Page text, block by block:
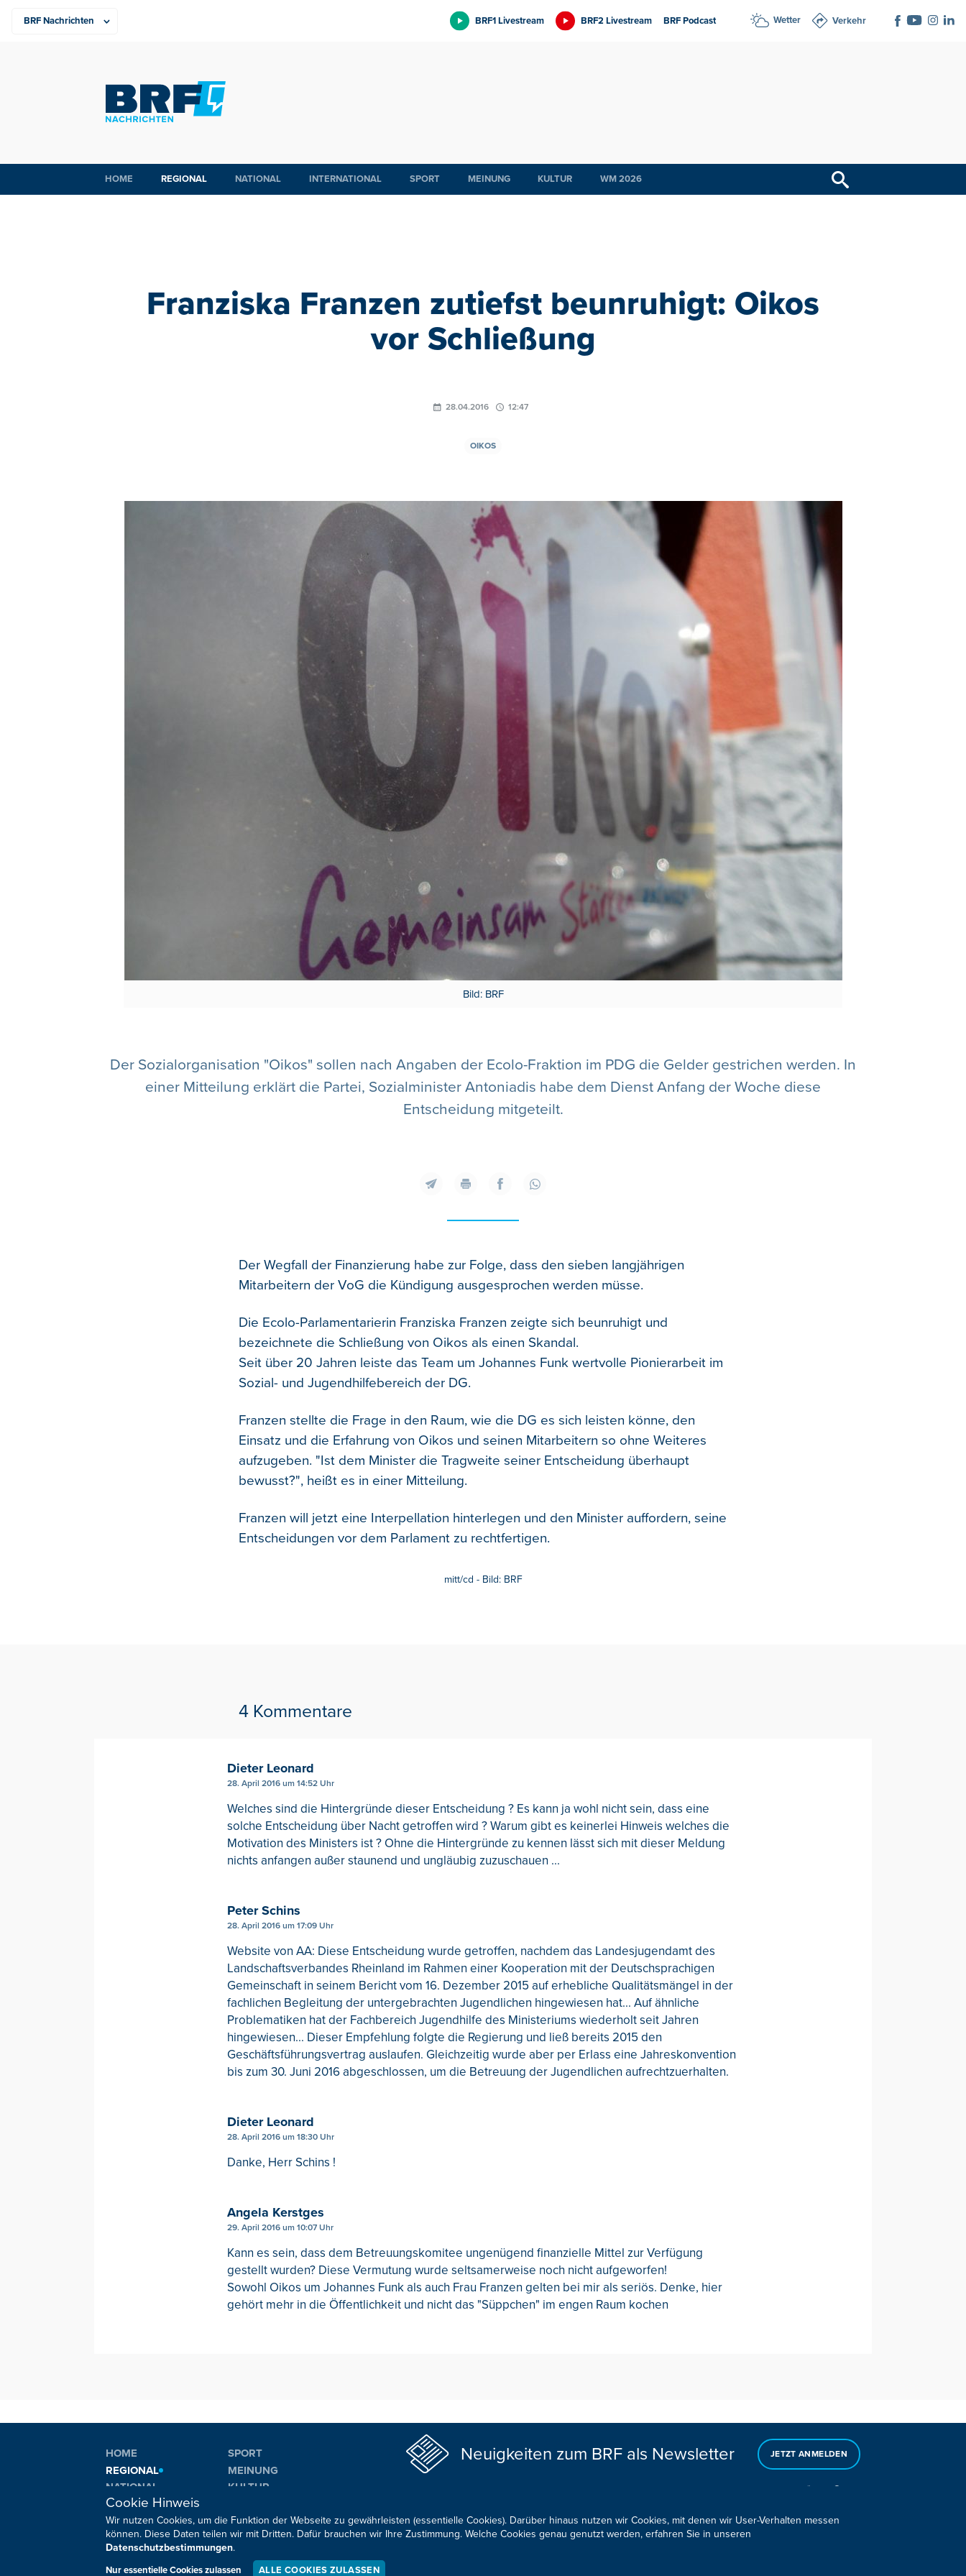
BRF1 Livestream BRF2 Livestream BRF Podcast Wetter Verkehr
HOME REGIONAL NATIONAL INTERNATIONAL SPORT MEINUNG KULTUR WM 2026
Franziska Franzen zutiefst beunruhigt: Oikos
vor Schließung
28.04.2016 12:47
OIKOS
Bild: BRF
Der Sozialorganisation "Oikos" sollen nach Angaben der Ecolo-Fraktion im PDG die Gelder gestrichen werden. In
einer Mitteilung erklärt die Partei, Sozialminister Antoniadis habe dem Dienst Anfang der Woche diese
Entscheidung mitgeteilt.
Der Wegfall der Finanzierung habe zur Folge, dass den sieben langjährigen
Mitarbeitern der VoG die Kündigung ausgesprochen werden müsse.
Die Ecolo-Parlamentarierin Franziska Franzen zeigte sich beunruhigt und
bezeichnete die Schließung von Oikos als einen Skandal.
Seit über 20 Jahren leiste das Team um Johannes Funk wertvolle Pionierarbeit im
Sozial- und Jugendhilfebereich der DG.
Franzen stellte die Frage in den Raum, wie die DG es sich leisten könne, den
Einsatz und die Erfahrung von Oikos und seinen Mitarbeitern so ohne Weiteres
aufzugeben. "Ist dem Minister die Tragweite seiner Entscheidung überhaupt
bewusst?", heißt es in einer Mitteilung.
Franzen will jetzt eine Interpellation hinterlegen und den Minister auffordern, seine
Entscheidungen vor dem Parlament zu rechtfertigen.
mitt/cd - Bild: BRF
4 Kommentare
Dieter Leonard
28. April 2016 um 14:52 Uhr
Welches sind die Hintergründe dieser Entscheidung ? Es kann ja wohl nicht sein, dass eine
solche Entscheidung über Nacht getroffen wird ? Warum gibt es keinerlei Hinweis welches die
Motivation des Ministers ist ? Ohne die Hintergründe zu kennen lässt sich mit dieser Meldung
nichts anfangen außer staunend und ungläubig zuzuschauen ...
Peter Schins
28. April 2016 um 17:09 Uhr
Website von AA: Diese Entscheidung wurde getroffen, nachdem das Landesjugendamt des
Landschaftsverbandes Rheinland im Rahmen einer Kooperation mit der Deutschsprachigen
Gemeinschaft in seinem Bericht vom 16. Dezember 2015 auf erhebliche Qualitätsmängel in der
fachlichen Begleitung der untergebrachten Jugendlichen hingewiesen hat... Auf ähnliche
Problematiken hat der Fachbereich Jugendhilfe des Ministeriums wiederholt seit Jahren
hingewiesen... Dieser Empfehlung folgte die Regierung und ließ bereits 2015 den
Geschäftsführungsvertrag auslaufen. Gleichzeitig wurde aber per Erlass eine Jahreskonvention
bis zum 30. Juni 2016 abgeschlossen, um die Betreuung der Jugendlichen aufrechtzuerhalten.
Dieter Leonard
28. April 2016 um 18:30 Uhr
Danke, Herr Schins !
Angela Kerstges
29. April 2016 um 10:07 Uhr
Kann es sein, dass dem Betreuungskomitee ungenügend finanzielle Mittel zur Verfügung
gestellt wurden? Diese Vermutung wurde seltsamerweise noch nicht aufgeworfen!
Sowohl Oikos um Johannes Funk als auch Frau Franzen gelten bei mir als seriös. Denke, hier
gehört mehr in die Öffentlichkeit und nicht das "Süppchen" im engen Raum kochen
HOME
REGIONAL
NATIONAL
INTERNATIONAL
SPORT
MEINUNG
KULTUR
Neuigkeiten zum BRF als Newsletter JETZT ANMELDEN
Sie haben noch Fragen oder Anmerkungen?
Cookie Hinweis
Wir nutzen Cookies, um die Funktion der Webseite zu gewährleisten (essentielle Cookies). Darüber hinaus nutzen wir Cookies, mit denen wir User-Verhalten messen
können. Diese Daten teilen wir mit Dritten. Dafür brauchen wir Ihre Zustimmung. Welche Cookies genau genutzt werden, erfahren Sie in unseren
Datenschutzbestimmungen.
Nur essentielle Cookies zulassen ALLE COOKIES ZULASSEN